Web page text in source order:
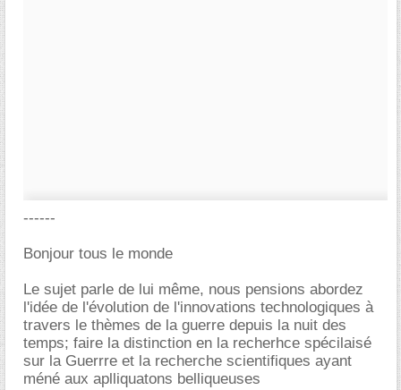
------
Bonjour tous le monde
Le sujet parle de lui même, nous pensions abordez
l'idée de l'évolution de l'innovations technologiques à
travers le thèmes de la guerre depuis la nuit des
temps; faire la distinction en la recherhce spécilaisé
sur la Guerrre et la recherche scientifiques ayant
méné aux aplliquatons belliqueuses